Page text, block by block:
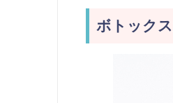
ボトック